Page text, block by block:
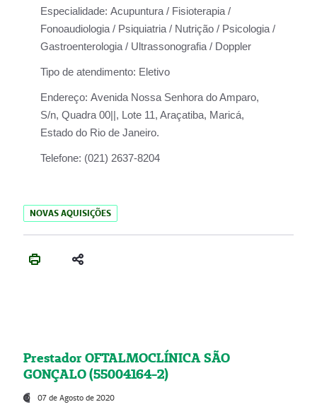
Especialidade: Acupuntura / Fisioterapia /
Fonoaudiologia / Psiquiatria / Nutrição / Psicologia /
Gastroenterologia / Ultrassonografia / Doppler
Tipo de atendimento: Eletivo
Endereço: Avenida Nossa Senhora do Amparo,
S/n, Quadra 00||, Lote 11, Araçatiba, Maricá,
Estado do Rio de Janeiro.
Telefone: (021) 2637-8204
NOVAS AQUISIÇÕES
Prestador OFTALMOCLÍNICA SÃO
GONÇALO (55004164-2)
07 de Agosto de 2020